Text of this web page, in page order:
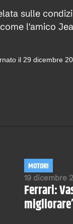
sulle
l'amico
il 29 dicembre
19 dicembre
MOTORI
Ferrari: